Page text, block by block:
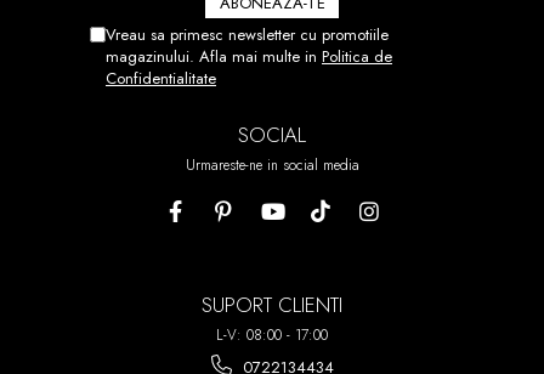
Vreau sa primesc newsletter cu promotiile
magazinului. Afla mai multe in Politica de
Confidentialitate
SOCIAL
Urmareste-ne in social media
SUPORT CLIENTI
L-V: 08:00 - 17:00
0722134434